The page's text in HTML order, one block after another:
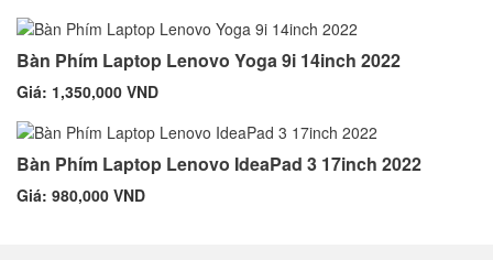
Bàn Phím Laptop Lenovo Yoga 9i 14inch 2022
Giá: 1,350,000 VND
Bàn Phím Laptop Lenovo IdeaPad 3 17inch 2022
Giá: 980,000 VND